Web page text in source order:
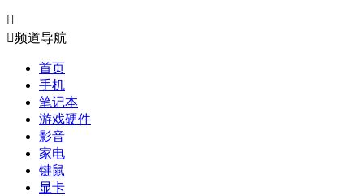

频道导航
首页
手机
笔记本
游戏硬件
影音
家电
键鼠
显卡